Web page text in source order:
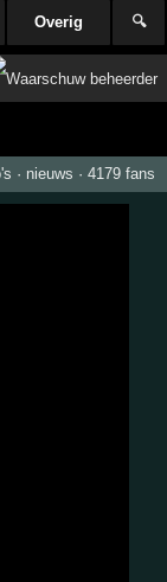
Overig 🔍
· nieuws · 4179 fans